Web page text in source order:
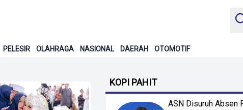
PELESIR OLAHRAGA NASIONAL DAERAH OTOMOTIF
KOPI PAHIT
ASN Disuruh Absen